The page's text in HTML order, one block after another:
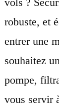
robuste, et
entrer une
souhaitez
pompe,
vous servir